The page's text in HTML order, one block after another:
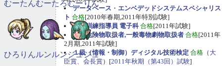
データベース ・ エンベデッドシステムスペシャリス
ト 合格[2010年春期,2011年特別試験]
職業訓練指導員 電子科 合格[2011年試験]
甲種危険物取扱者,一般毒物劇物取扱者 合格[2011年
2月期,2011年試験]
１級（情報・制御）ディジタル技術検定 合格 （ 大
臣賞、会長賞）[2011年秋期（第43回）試験]
むーたんむーたろむーりん
ひろりんルンルンジュジュ